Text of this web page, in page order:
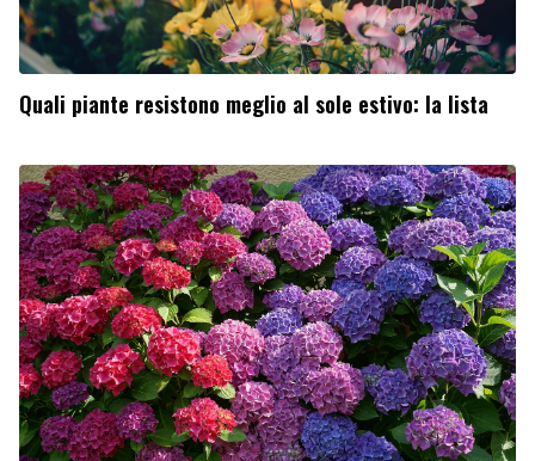
Quali piante resistono meglio al sole estivo: la lista